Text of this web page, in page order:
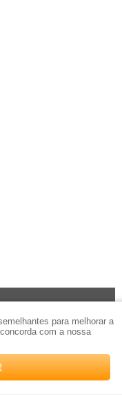
para melhorar a
com a nossa
exemplo:
no WhatsApp